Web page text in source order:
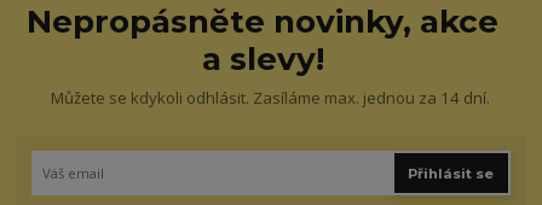
Nepropásněte novinky, akce
a slevy!
Můžete se kdykoli odhlásit. Zasíláme max. jednou za 14 dní.
Přihlásit se